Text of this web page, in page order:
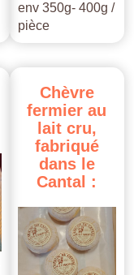
env 350g- 400g /
pièce
Chèvre
fermier au
lait cru,
fabriqué
dans le
Cantal :